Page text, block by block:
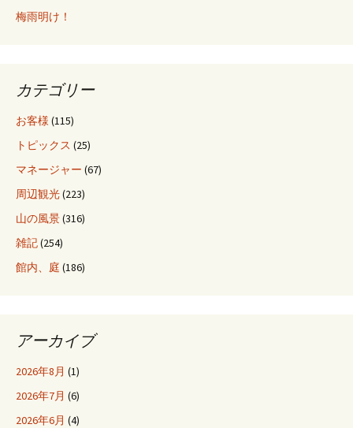
梅雨明け！
カテゴリー
お客様 (115)
トピックス (25)
マネージャー (67)
周辺観光(223)
山の風景(316)
雑記(254)
館内、庭 (186)
アーカイブ
2026年8月 (1)
2026年7月 (6)
2026年6月 (4)